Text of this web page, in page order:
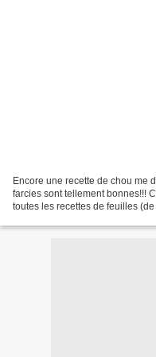
Encore une recette de chou me
farcies sont tellement bonnes!!!
toutes les recettes de feuilles